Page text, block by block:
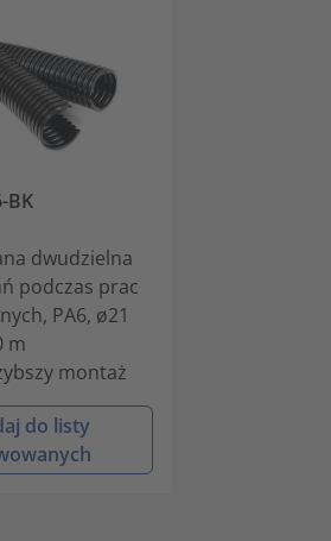
BK
dwudzielna
podczas prac
PA6, ø21
m
montaż
do listy